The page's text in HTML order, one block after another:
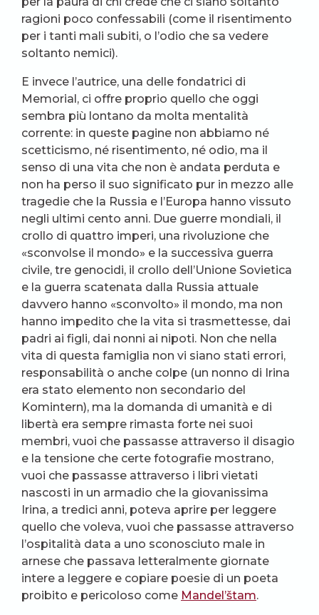
ragioni poco confessabili (come il risentimento
per i tanti mali subiti, o l’odio che sa vedere
soltanto nemici).
E invece l’autrice, una delle fondatrici di
Memorial, ci offre proprio quello che oggi
sembra più lontano da molta mentalità
corrente: in queste pagine non abbiamo né
scetticismo, né risentimento, né odio, ma il
senso di una vita che non è andata perduta e
non ha perso il suo significato pur in mezzo alle
tragedie che la Russia e l’Europa hanno vissuto
negli ultimi cento anni. Due guerre mondiali, il
crollo di quattro imperi, una rivoluzione che
«sconvolse il mondo» e la successiva guerra
civile, tre genocidi, il crollo dell’Unione Sovietica
e la guerra scatenata dalla Russia attuale
davvero hanno «sconvolto» il mondo, ma non
hanno impedito che la vita si trasmettesse, dai
padri ai figli, dai nonni ai nipoti. Non che nella
vita di questa famiglia non vi siano stati errori,
responsabilità o anche colpe (un nonno di Irina
era stato elemento non secondario del
Komintern), ma la domanda di umanità e di
libertà era sempre rimasta forte nei suoi
membri, vuoi che passasse attraverso il disagio
e la tensione che certe fotografie mostrano,
vuoi che passasse attraverso i libri vietati
nascosti in un armadio che la giovanissima
Irina, a tredici anni, poteva aprire per leggere
quello che voleva, vuoi che passasse attraverso
l’ospitalità data a uno sconosciuto male in
arnese che passava letteralmente giornate
intere a leggere e copiare poesie di un poeta
proibito e pericoloso come Mandel’štam.